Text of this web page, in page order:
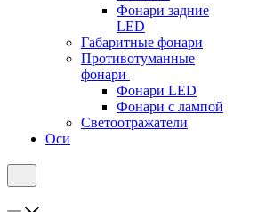
Фонари задние
LED
Габаритные фонари
Противотуманные
фонари
Фонари LED
Фонари с лампой
Светоотражатели
Оси